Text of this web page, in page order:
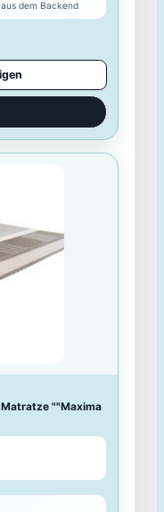
3-teilig, grau
aus dem Backend
anzeigen